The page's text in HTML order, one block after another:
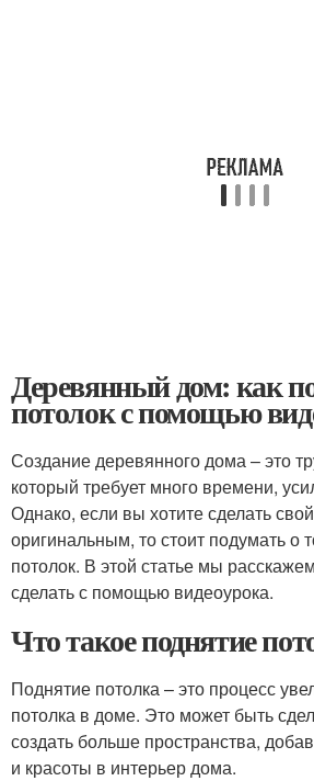
Деревянный дом: как
потолок с помощью
Создание деревянного дома – это
который требует много времени,
Однако, если вы хотите сделать
оригинальным, то стоит подумать о
потолок. В этой статье мы
сделать с помощью видеоурока.
Что такое поднятие
Поднятие потолка – это процесс
потолка в доме. Это может быть
создать больше пространства,
и красоты в интерьер дома.